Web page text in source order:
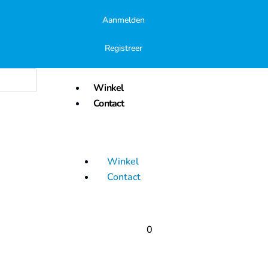
Aanmelden
Registreer
Winkel
Contact
Winkel
Contact
0